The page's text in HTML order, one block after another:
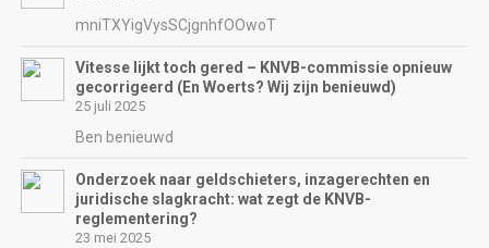
mniTXYigVysSCjgnhfOOwoT
Vitesse lijkt toch gered – KNVB-commissie opnieuw
gecorrigeerd (En Woerts? Wij zijn benieuwd)
25 juli 2025
Ben benieuwd
Onderzoek naar geldschieters, inzagerechten en
juridische slagkracht: wat zegt de KNVB-
reglementering?
23 mei 2025